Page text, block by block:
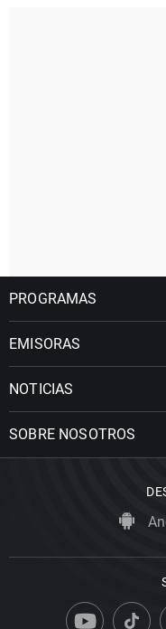
PROGRAMAS
EMISORAS
NOTICIAS
SOBRE NOSOTROS